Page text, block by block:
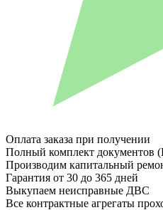
Оплата заказа при получении
Полный комплект документов
Производим капитальный
Гарантия от 30 до 365 дней
Выкупаем неисправные ДВС
Все контрактные агрегаты